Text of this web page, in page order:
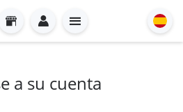
a su cuenta